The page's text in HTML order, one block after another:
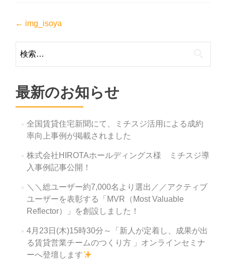
投
稿
ナ
ビ
ゲ
ー
ョ
← img_isoya
索:
最新のお知らせ
全国賃貸住宅新聞にて、ミチスジ活用による成約
率向上事例が掲載されました
株式会社HIROTAホールディングス様 ミチスジ導
入事例記事公開！
＼＼総ユーザー約7,000名より選出／／アクティブ
ユーザーを表彰する「MVR（Most Valuable
Reflector）」を創設しました！
4月23日(木)15時30分～「新人が定着し、成果が出
る賃貸営業チームのつくり方 」オンラインセミナ
ーへ登壇します